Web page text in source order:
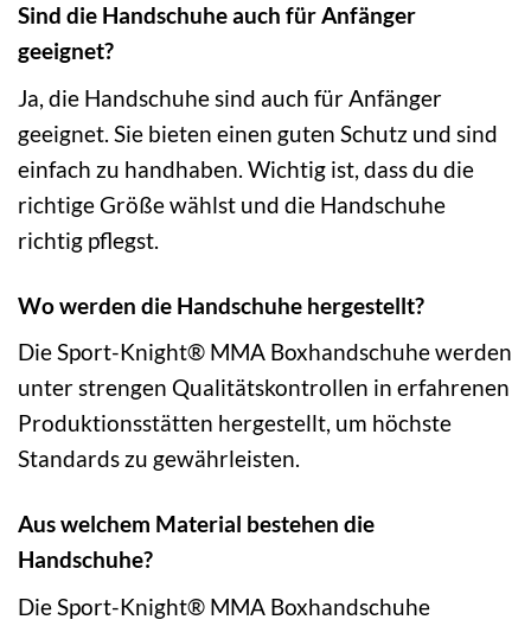
Sind die Handschuhe auch für Anfänger
geeignet?
Ja, die Handschuhe sind auch für Anfänger
geeignet. Sie bieten einen guten Schutz und sind
einfach zu handhaben. Wichtig ist, dass du die
richtige Größe wählst und die Handschuhe
richtig pflegst.
Wo werden die Handschuhe hergestellt?
Die Sport-Knight® MMA Boxhandschuhe werden
unter strengen Qualitätskontrollen in erfahrenen
Produktionsstätten hergestellt, um höchste
Standards zu gewährleisten.
Aus welchem Material bestehen die
Handschuhe?
Die Sport-Knight® MMA Boxhandschuhe